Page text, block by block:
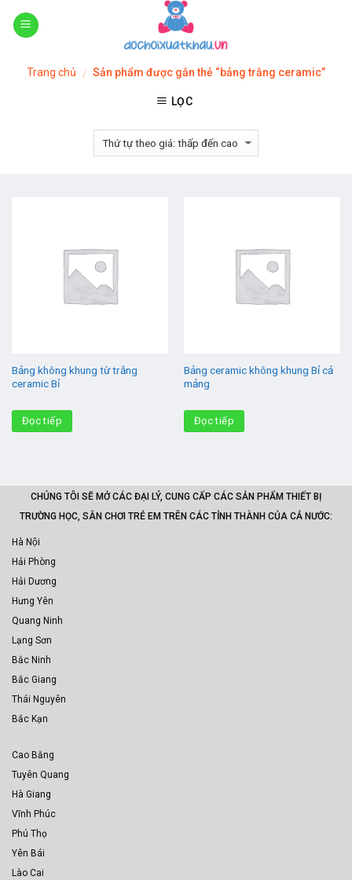
Skip
Trang chủ / Sản phẩm được gắn thẻ “bảng trắng ceramic”
LỌC
Bảng không khung từ trắng
ceramic Bỉ
Đọc tiếp
Bảng ceramic không khung Bỉ cả
mảng
Đọc tiếp
CHÚNG TÔI SẼ MỞ CÁC ĐẠI LÝ, CUNG CẤP CÁC SẢN PHẨM THIẾT BỊ
TRƯỜNG HỌC, SÂN CHƠI TRẺ EM TRÊN CÁC TỈNH THÀNH CỦA CẢ NƯỚC:
Hà Nội
Hải Phòng
Hải Dương
Hưng Yên
Quang Ninh
Lạng Sơn
Bắc Ninh
Bắc Giang
Thái Nguyên
Bắc Kạn
Cao Bằng
Tuyên Quang
Hà Giang
Vĩnh Phúc
Phú Thọ
Yên Bái
Lào Cai